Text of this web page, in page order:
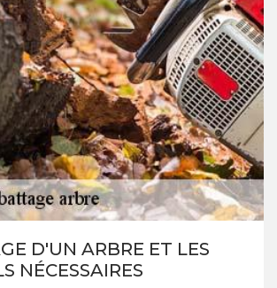
D'UN ARBRE ET LES
NÉCESSAIRES